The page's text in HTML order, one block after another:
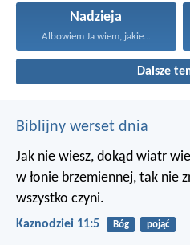
Nadzieja
Albowiem Ja wiem, jakie...
Dalsze
Biblijny werset dnia
Jak nie wiesz, dokąd wiatr
w łonie brzemiennej, tak nie
wszystko czyni.
Kaznodziei 11:5 Bóg pojąć